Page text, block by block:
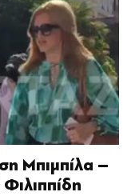
Μπιμπίλα –